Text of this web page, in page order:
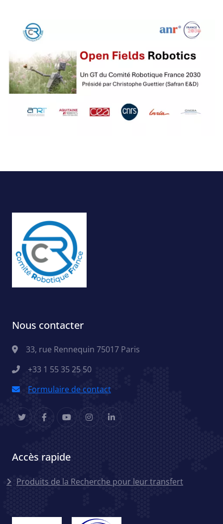
Image
Nous contacter
33, rue Rennequin 75017 Paris
+33 1 55 35 25 50
Formulaire de contact
Accès rapide
Menu accès rapides
Produits de la Recherche pour leur transfert